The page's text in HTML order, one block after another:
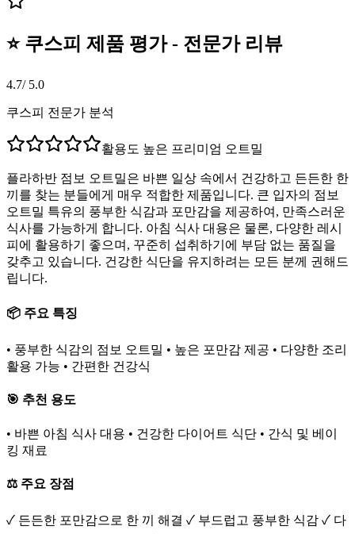
⭐ 쿠스피 제품 평가 - 전문가 리뷰
4.7/ 5.0
쿠스피 전문가 분석
활용도 높은 프리미엄 오트밀
플라하반 점보 오트밀은 바쁜 일상 속에서 건강하고 든든한 한
끼를 찾는 분들에게 매우 적합한 제품입니다. 큰 입자의 점보
오트밀 특유의 풍부한 식감과 포만감을 제공하여, 만족스러운
식사를 가능하게 합니다. 아침 식사 대용은 물론, 다양한 레시
피에 활용하기 좋으며, 꾸준히 섭취하기에 부담 없는 품질을
갖추고 있습니다. 건강한 식단을 유지하려는 모든 분께 권해드
립니다.
📦 주요 특징
• 풍부한 식감의 점보 오트밀 • 높은 포만감 제공 • 다양한 조리
활용 가능 • 간편한 건강식
🎯 추천 용도
• 바쁜 아침 식사 대용 • 건강한 다이어트 식단 • 간식 및 베이
킹 재료
⚖️ 주요 장점
✓ 든든한 포만감으로 한 끼 해결 ✓ 부드럽고 풍부한 식감 ✓ 다